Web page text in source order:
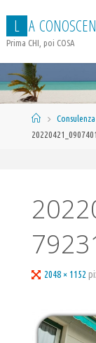
contenuto
L A CONOSCEN
Prima CHI, poi COSA
HomeConsulenza
Tutta2048 × 1152